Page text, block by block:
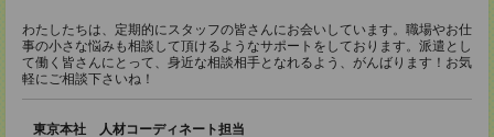
わたしたちは、定期的にスタッフの皆さんにお会いしています。職場やお仕
事の小さな悩みも相談して頂けるようなサポートをしております。派遣とし
て働く皆さんにとって、身近な相談相手となれるよう、がんばります！お気
軽にご相談下さいね！
東京本社 人材コーディネート担当